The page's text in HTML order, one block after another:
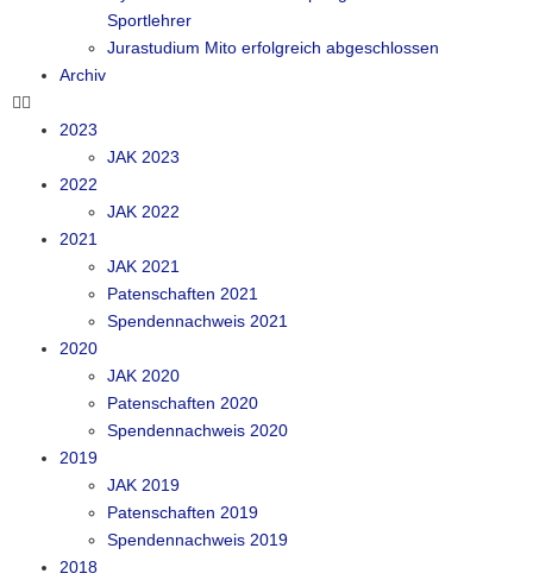
Sportlehrer
Jurastudium Mito erfolgreich abgeschlossen
Archiv
2023
JAK 2023
2022
JAK 2022
2021
JAK 2021
Patenschaften 2021
Spendennachweis 2021
2020
JAK 2020
Patenschaften 2020
Spendennachweis 2020
2019
JAK 2019
Patenschaften 2019
Spendennachweis 2019
2018